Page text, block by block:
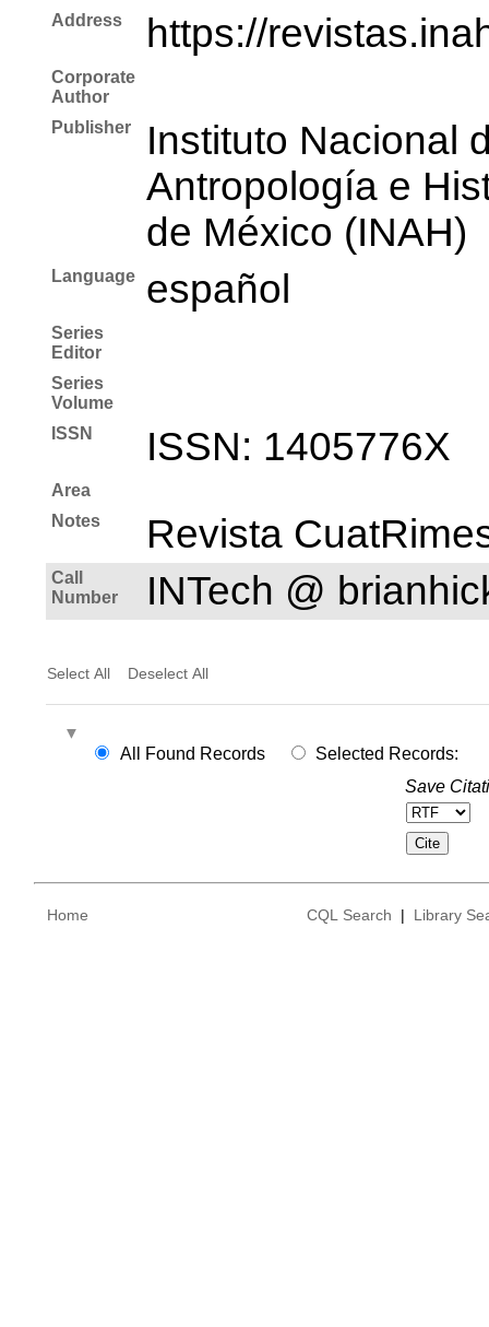
Address https://
Corporate
Author
Publisher
Instituto Nacional
Antropología e
de México (INAH)
Language español
Series
Editor
Series
Volume
ISSN
ISSN: 1405­776X
Area
Notes
Revista
Call
Number
INTech @
Select All Deselect All
All Found Records
Selected Records:
Save
Home CQL Search | Library